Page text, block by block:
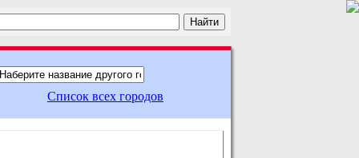
Список всех городов